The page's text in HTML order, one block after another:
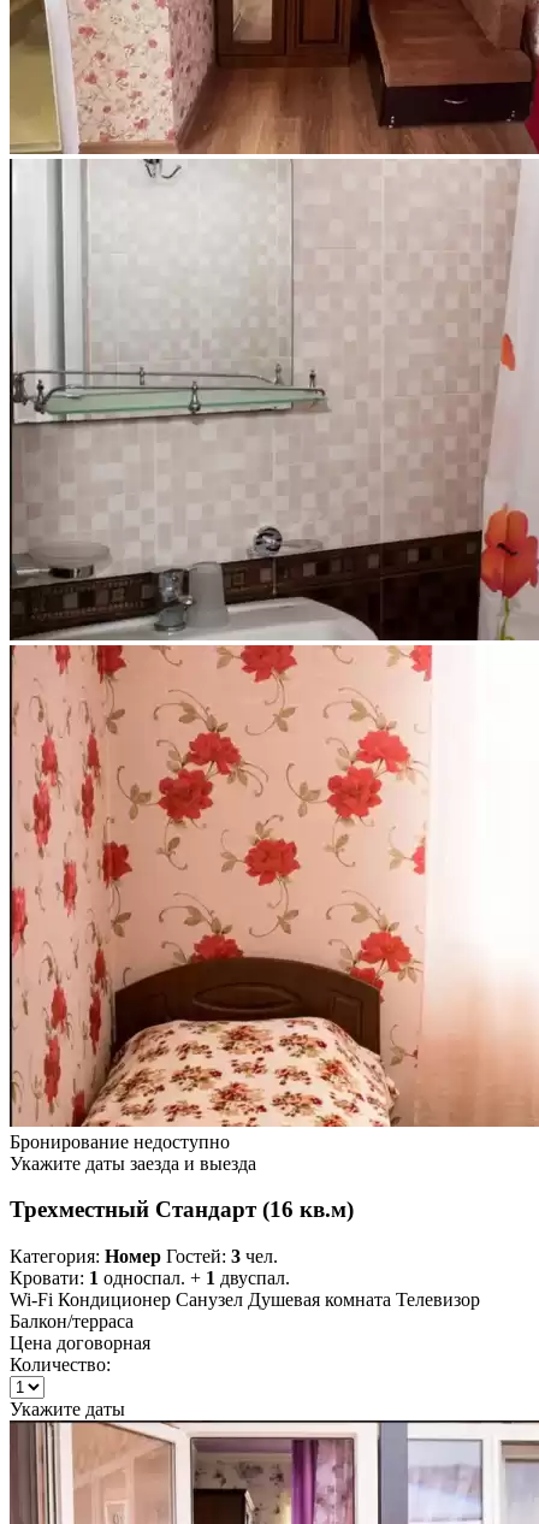
Бронирование недоступно
Укажите даты заезда и выезда
Трехместный Стандарт (16 кв.м)
Категория: Номер Гостей: 3 чел.
Кровати: 1 односпал. + 1 двуспал.
Wi-Fi Кондиционер Санузел Душевая комната Телевизор
Балкон/терраса
Цена договорная
Количество:
Укажите даты